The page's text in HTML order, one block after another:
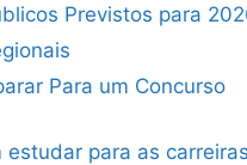
Previstos para
Para um Concurso
estudar para as carreiras